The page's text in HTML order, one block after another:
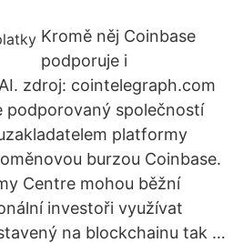
Kromě něj Coinbase
podporuje i
zdroj: cointelegraph.com
podporovaný společností
platformy
burzou Coinbase.
Centre mohou běžní
investoři využívat
na blockchainu tak …